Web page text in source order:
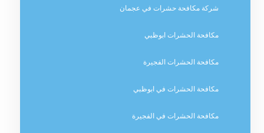
شركة مكافحة حشرات في عجمان
مكافحة الحشرات ابوظبي
مكافحة الحشرات الفجيرة
مكافحة الحشرات في ابوظبي
مكافحة الحشرات في الفجيرة